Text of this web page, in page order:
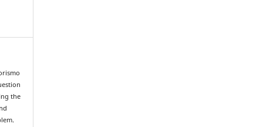
the